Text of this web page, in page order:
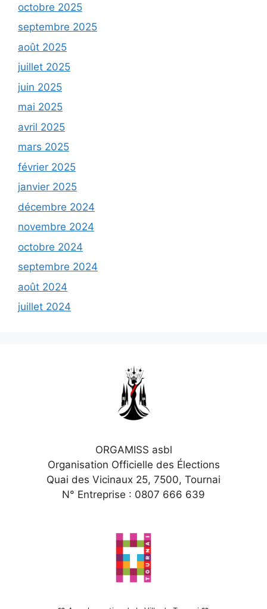
octobre 2025
septembre 2025
août 2025
juillet 2025
juin 2025
mai 2025
avril 2025
mars 2025
février 2025
janvier 2025
décembre 2024
novembre 2024
octobre 2024
septembre 2024
août 2024
juillet 2024
ORGAMISS asbl
Organisation Officielle des Élections
Quai des Vicinaux 25, 7500, Tournai
N° Entreprise : 0807 666 639